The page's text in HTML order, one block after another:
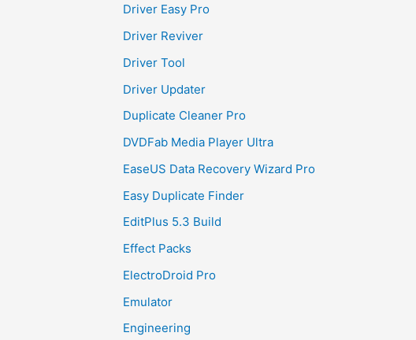
Driver Easy Pro
Driver Reviver
Driver Tool
Driver Updater
Duplicate Cleaner Pro
DVDFab Media Player Ultra
EaseUS Data Recovery Wizard Pro
Easy Duplicate Finder
EditPlus 5.3 Build
Effect Packs
ElectroDroid Pro
Emulator
Engineering